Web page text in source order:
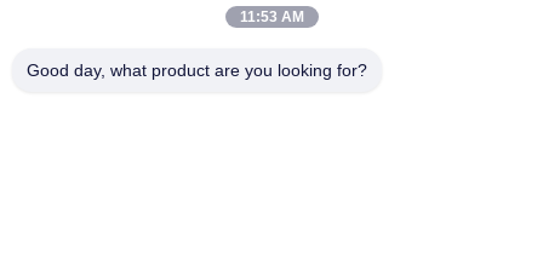
メタルFCベアファイバアダプタ 60μm 80μm 126μm 130μm
11:53 AM
Good day, what product are you looking for?